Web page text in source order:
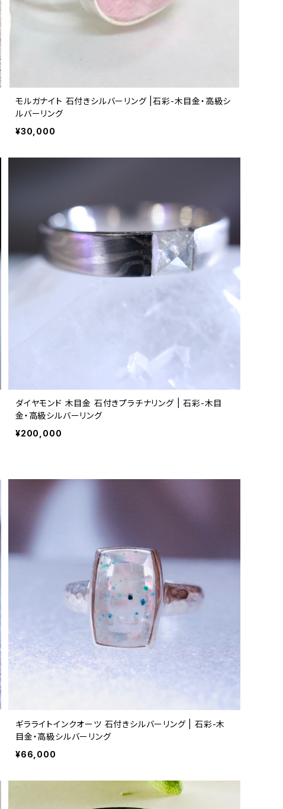
モルガナイト 石付きシルバーリング |石彩-木目金・高級シ
ルバーリング
¥30,000
ダイヤモンド 木目金 石付きプラチナリング | 石彩-木目
金・高級シルバーリング
¥200,000
ギラライトインクオーツ 石付きシルバーリング | 石彩-木
目金・高級シルバーリング
¥66,000